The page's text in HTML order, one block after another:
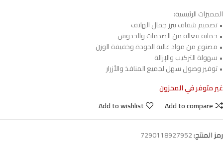
المميزات الرئيسية:
• تصميم شفاف يبرز جمال الهاتف
• حماية فعالة من الصدمات والخدوش
• مصنوع من مواد عالية الجودة وخفيفة الوزن
• سهولة التركيب والإزالة
• توفير وصول سهل لجميع المنافذ والأزرار
غير متوفر في المخزون
Add to compare
Add to wishlist
رمز المنتج:7290118927952